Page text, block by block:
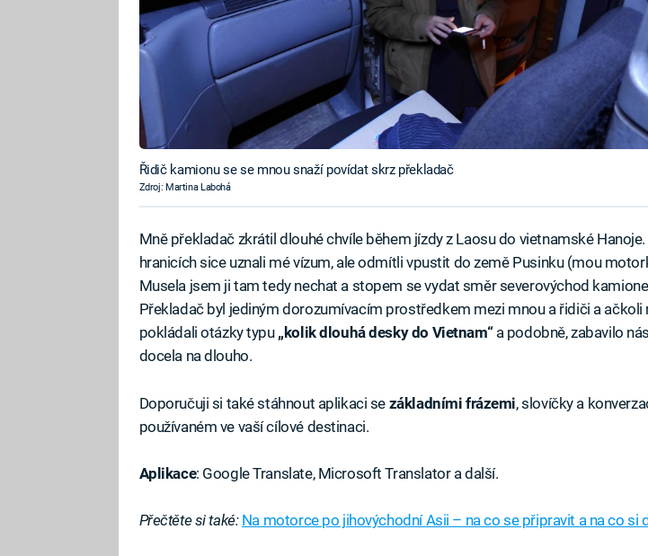
Řidič kamionu se se mnou snaží povídat skrz překladač
Zdroj: Martina Labohá
Mně překladač zkrátil dlouhé chvíle během jízdy z Laosu do vietnamské Hanoje.
hranicích sice uznali mé vízum, ale odmítli vpustit do země Pusinku (mou
Musela jsem ji tam tedy nechat a stopem se vydat směr severovýchod
Překladač byl jediným dorozumívacím prostředkem mezi mnou a řidiči a ačkoli
pokládali otázky typu „kolik dlouhá desky do Vietnam“a podobně, zabavilo
docela na dlouho.
Doporučuji si také stáhnout aplikaci se základními frázemi, slovíčky a
používaném ve vaší cílové destinaci.
Aplikace: Google Translate, Microsoft Translator a další.
Přečtěte si také: Na motorce po jihovýchodní Asii – na co se připravit a na co si